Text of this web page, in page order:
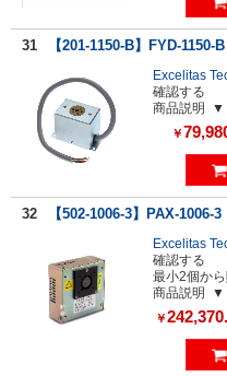
31 【201-1150-B】FYD-
Excelitas
確認する
商品説明
￥
32 【502-1006-3】PAX-1006-3
Excelitas
確認する
最小2個か
商品説明
￥